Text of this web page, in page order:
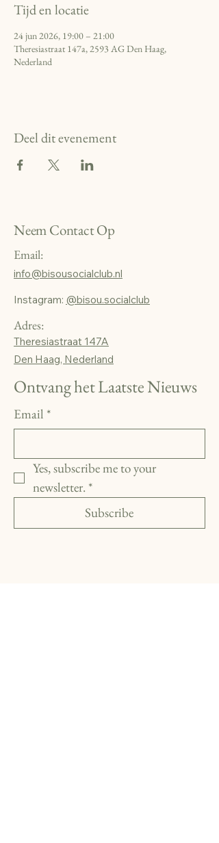
Tijd en locatie
24 jun 2026, 19:00 – 21:00
Theresiastraat 147a, 2593 AG Den Haag,
Nederland
Deel dit evenement
Neem Contact Op
Email:
info@bisousocialclub.nl
Instagram: @bisou.socialclub
Adres:
Theresiastraat 147A
Den Haag, Nederland
Ontvang het Laatste Nieuws
Email *
Yes, subscribe me to your
newsletter. *
Subscribe